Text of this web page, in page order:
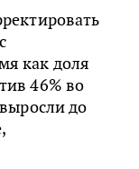
как доля
46% во
до